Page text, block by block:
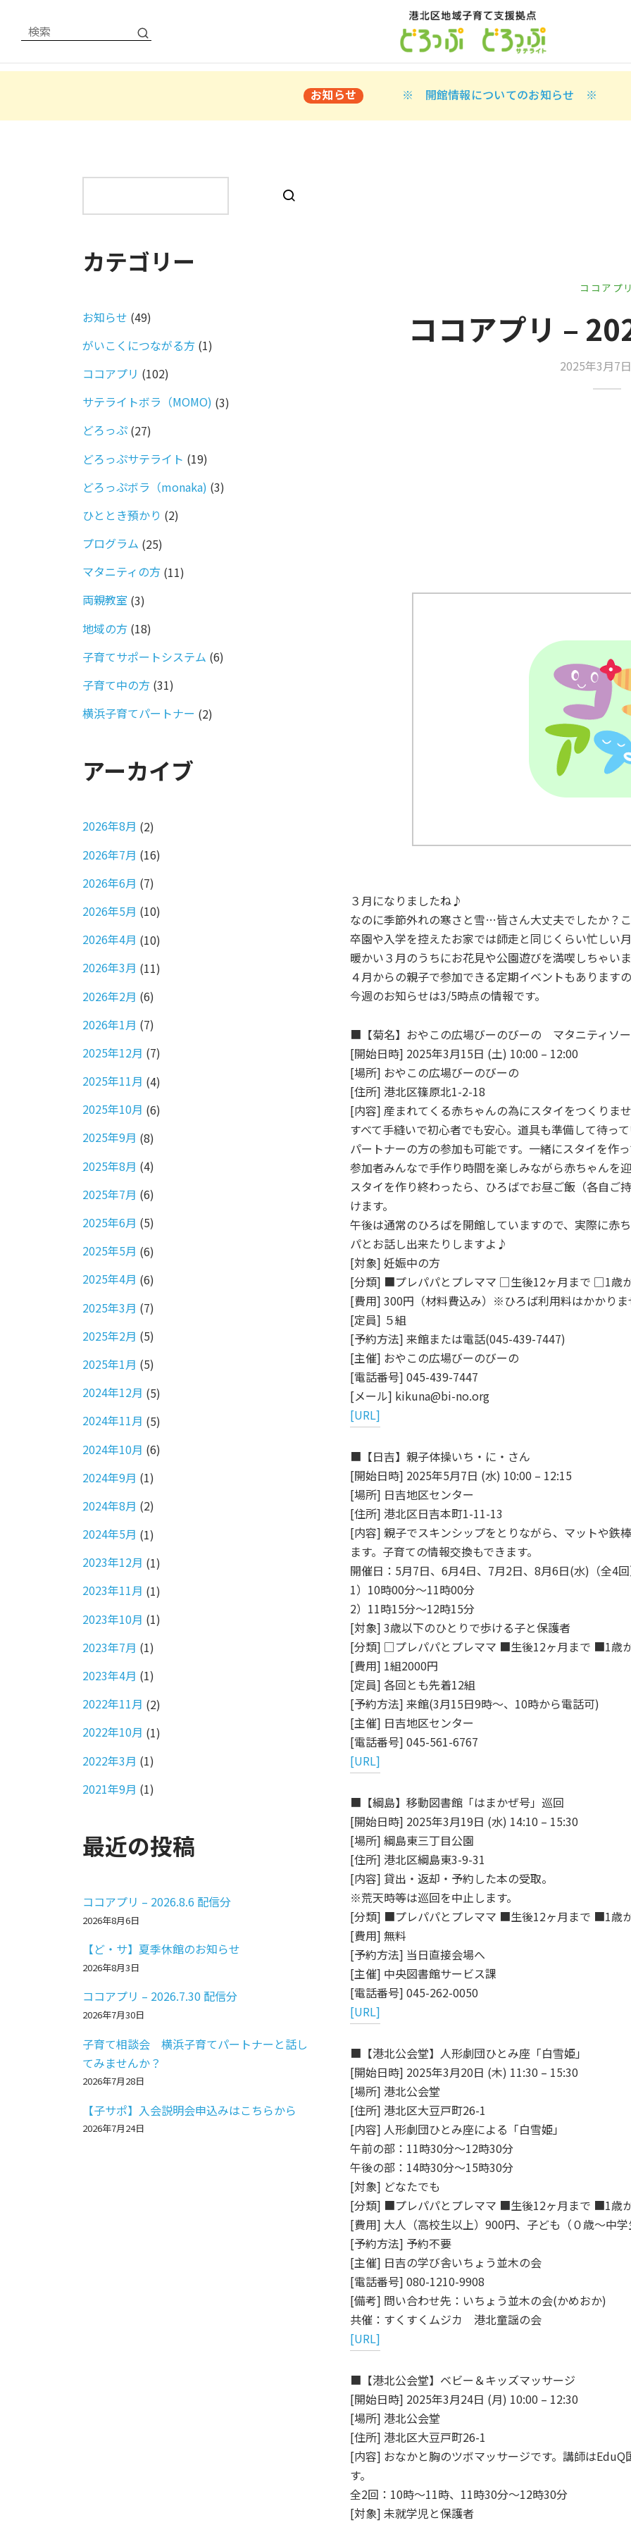
お知らせ ※ 開館情報についてのお知らせ ※
ココアプリ
ココアプリ –
2025年3月7
３月になりましたね♪
なのに季節外れの寒さと雪…皆さん大丈夫でしたか？
卒園や入学を控えたお家では師走と同じくらい忙しい月
暖かい３月のうちにお花見や公園遊びを満喫しちゃい
４月からの親子で参加できる定期イベントもあります
今週のお知らせは3/5時点の情報です。
■【菊名】おやこの広場びーのびーの マタニティソ
[開始日時] 2025年3月15日 (土) 10:00 – 12:00
[場所] おやこの広場びーのびーの
[住所] 港北区篠原北1-2-18
[内容] 産まれてくる赤ちゃんの為にスタイをつくりま
すべて手縫いで初心者でも安心。道具も準備して待っ
パートナーの方の参加も可能です。一緒にスタイを作っ
参加者みんなで手作り時間を楽しみながら赤ちゃんを
スタイを作り終わったら、ひろばでお昼ご飯（各自ご
けます。
午後は通常のひろばを開館していますので、実際に赤
パとお話し出来たりしますよ♪
[対象] 妊娠中の方
[分類] ■プレパパとプレママ □生後12ヶ月まで □1歳
[費用] 300円（材料費込み）※ひろば利用料はかかりま
[定員] ５組
[予約方法] 来館または電話(045-439-7447)
[主催] おやこの広場びーのびーの
[電話番号] 045-439-7447
[メール] kikuna@bi-no.org
[URL]
■【日吉】親子体操いち・に・さん
[開始日時] 2025年5月7日 (水) 10:00 – 12:15
[場所] 日吉地区センター
[住所] 港北区日吉本町1-11-13
[内容] 親子でスキンシップをとりながら、マットや鉄
ます。子育ての情報交換もできます。
開催日：5月7日、6月4日、7月2日、8月6日(水)（全4回
1）10時00分～11時00分
2）11時15分～12時15分
[対象] 3歳以下のひとりで歩ける子と保護者
[分類] □プレパパとプレママ ■生後12ヶ月まで ■1歳
[費用] 1組2000円
[定員] 各回とも先着12組
[予約方法] 来館(3月15日9時～、10時から電話可)
[主催] 日吉地区センター
[電話番号] 045-561-6767
[URL]
■【綱島】移動図書館「はまかぜ号」巡回
[開始日時] 2025年3月19日 (水) 14:10 – 15:30
[場所] 綱島東三丁目公園
[住所] 港北区綱島東3-9-31
[内容] 貸出・返却・予約した本の受取。
※荒天時等は巡回を中止します。
[分類] ■プレパパとプレママ ■生後12ヶ月まで ■1歳
[費用] 無料
[予約方法] 当日直接会場へ
[主催] 中央図書館サービス課
[電話番号] 045-262-0050
[URL]
■【港北公会堂】人形劇団ひとみ座「白雪姫」
[開始日時] 2025年3月20日 (木) 11:30 – 15:30
[場所] 港北公会堂
[住所] 港北区大豆戸町26-1
[内容] 人形劇団ひとみ座による「白雪姫」
午前の部：11時30分～12時30分
午後の部：14時30分～15時30分
[対象] どなたでも
[分類] ■プレパパとプレママ ■生後12ヶ月まで ■1歳
[費用] 大人（高校生以上）900円、子ども（０歳～中
[予約方法] 予約不要
[主催] 日吉の学び舎いちょう並木の会
[電話番号] 080-1210-9908
[備考] 問い合わせ先：いちょう並木の会(かめおか)
共催：すくすくムジカ 港北童謡の会
[URL]
■【港北公会堂】ベビー＆キッズマッサージ
[開始日時] 2025年3月24日 (月) 10:00 – 12:30
[場所] 港北公会堂
[住所] 港北区大豆戸町26-1
[内容] おなかと胸のツボマッサージです。講師は
す。
全2回：10時～11時、11時30分～12時30分
[対象] 未就学児と保護者
カテゴリー
お知らせ (49)
がいこくにつながる方 (1)
ココアプリ (102)
サテライトボラ（MOMO) (3)
どろっぷ (27)
どろっぷサテライト (19)
どろっぷボラ（monaka) (3)
ひととき預かり (2)
プログラム (25)
マタニティの方 (11)
両親教室 (3)
地域の方 (18)
子育てサポートシステム (6)
子育て中の方 (31)
横浜子育てパートナー (2)
アーカイブ
2026年8月 (2)
2026年7月 (16)
2026年6月 (7)
2026年5月 (10)
2026年4月 (10)
2026年3月 (11)
2026年2月 (6)
2026年1月 (7)
2025年12月 (7)
2025年11月 (4)
2025年10月 (6)
2025年9月 (8)
2025年8月 (4)
2025年7月 (6)
2025年6月 (5)
2025年5月 (6)
2025年4月 (6)
2025年3月 (7)
2025年2月 (5)
2025年1月 (5)
2024年12月 (5)
2024年11月 (5)
2024年10月 (6)
2024年9月 (1)
2024年8月 (2)
2024年5月 (1)
2023年12月 (1)
2023年11月 (1)
2023年10月 (1)
2023年7月 (1)
2023年4月 (1)
2022年11月 (2)
2022年10月 (1)
2022年3月 (1)
2021年9月 (1)
最近の投稿
ココアプリ – 2026.8.6 配信分
2026年8月6日
【ど・サ】夏季休館のお知らせ
2026年8月3日
ココアプリ – 2026.7.30 配信分
2026年7月30日
子育て相談会 横浜子育てパートナーと話し
てみませんか？
2026年7月28日
【子サポ】入会説明会申込みはこちらから
2026年7月24日